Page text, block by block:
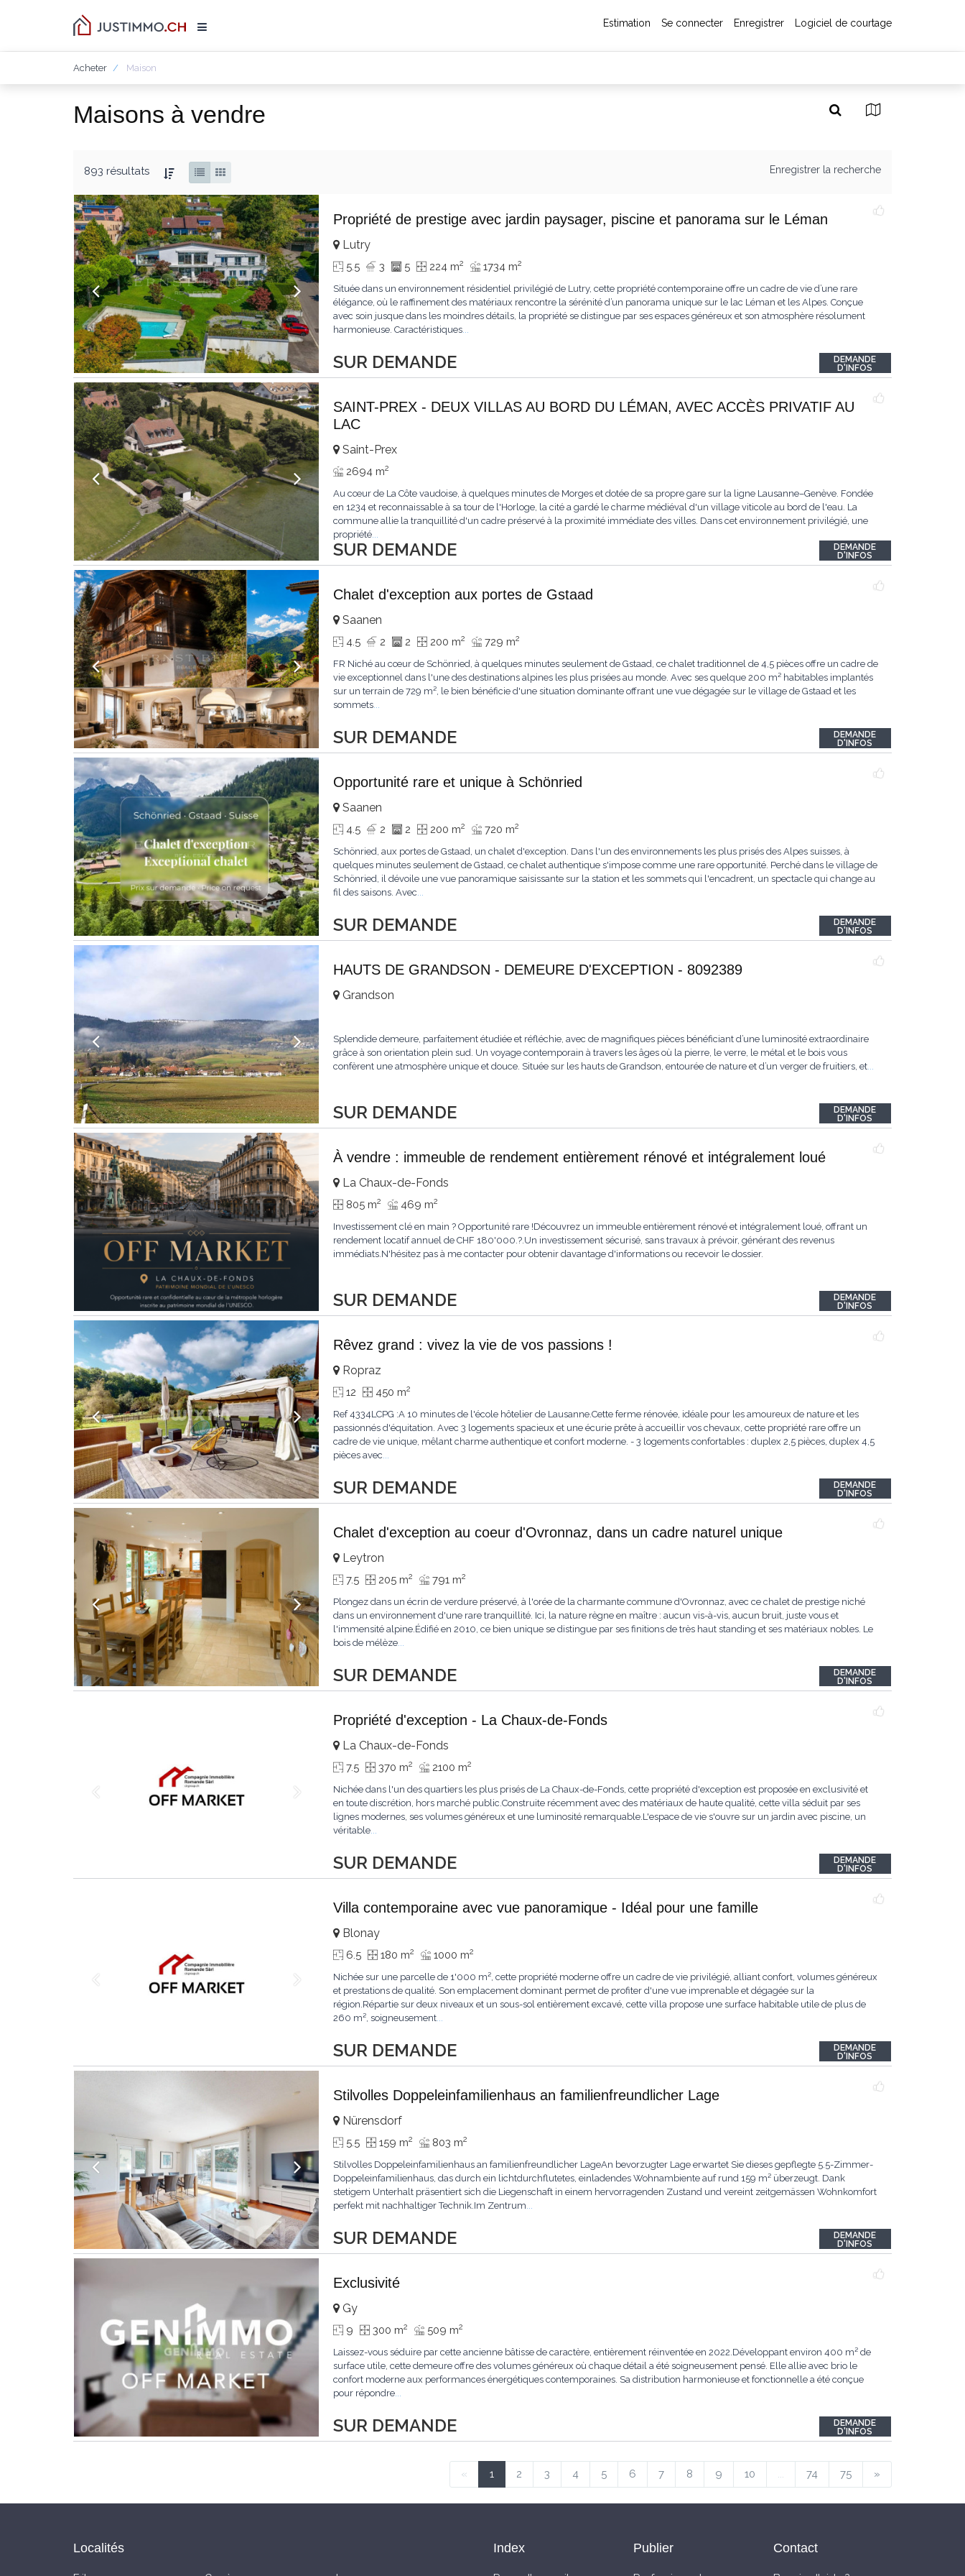
Estimation Se connecter Enregistrer Logiciel de courtage
Acheter Maison
Maisons à vendre
893 résultats Enregistrer la recherche
Propriété de prestige avec jardin paysager, piscine et panorama sur le Léman
SUR DEMANDE
Lutry
5.5 3 5 224 m2 1734 m2
Située dans un environnement résidentiel privilégié de Lutry, cette propriété contemporaine offre un cadre de vie d’une rare
élégance, où le raffinement des matériaux rencontre la sérénité d’un panorama unique sur le lac Léman et les Alpes. Conçue
avec soin jusque dans les moindres détails, la propriété se distingue par ses espaces généreux et son atmosphère résolument
harmonieuse. Caractéristiques...
DEMANDE
D'INFOS
SAINT-PREX - DEUX VILLAS AU BORD DU LÉMAN, AVEC ACCÈS PRIVATIF AU
LAC
SUR DEMANDE
Saint-Prex
2694 m2
Au cœur de La Côte vaudoise, à quelques minutes de Morges et dotée de sa propre gare sur la ligne Lausanne–Genève. Fondée
en 1234 et reconnaissable à sa tour de l'Horloge, la cité a gardé le charme médiéval d'un village viticole au bord de l'eau. La
commune allie la tranquillité d'un cadre préservé à la proximité immédiate des villes. Dans cet environnement privilégié, une
propriété...
DEMANDE
D'INFOS
Chalet d'exception aux portes de Gstaad
SUR DEMANDE
Saanen
4.5 2 2 200 m2 729 m2
FR Niché au cœur de Schönried, à quelques minutes seulement de Gstaad, ce chalet traditionnel de 4,5 pièces offre un cadre de
vie exceptionnel dans l'une des destinations alpines les plus prisées au monde. Avec ses quelque 200 m² habitables implantés
sur un terrain de 729 m², le bien bénéficie d'une situation dominante offrant une vue dégagée sur le village de Gstaad et les
sommets...
DEMANDE
D'INFOS
Opportunité rare et unique à Schönried
SUR DEMANDE
Saanen
4.5 2 2 200 m2 720 m2
Schönried, aux portes de Gstaad, un chalet d'exception. Dans l'un des environnements les plus prisés des Alpes suisses, à
quelques minutes seulement de Gstaad, ce chalet authentique s'impose comme une rare opportunité. Perché dans le village de
Schönried, il dévoile une vue panoramique saisissante sur la station et les sommets qui l'encadrent, un spectacle qui change au
fil des saisons. Avec...
DEMANDE
D'INFOS
HAUTS DE GRANDSON - DEMEURE D'EXCEPTION - 8092389
SUR DEMANDE
Grandson
Splendide demeure, parfaitement étudiée et réfléchie, avec de magnifiques pièces bénéficiant d’une luminosité extraordinaire
grâce à son orientation plein sud. Un voyage contemporain à travers les âges où la pierre, le verre, le métal et le bois vous
confèrent une atmosphère unique et douce. Située sur les hauts de Grandson, entourée de nature et d’un verger de fruitiers, et...
DEMANDE
D'INFOS
À vendre : immeuble de rendement entièrement rénové et intégralement loué
SUR DEMANDE
La Chaux-de-Fonds
805 m2 469 m2
Investissement clé en main ? Opportunité rare !Découvrez un immeuble entièrement rénové et intégralement loué, offrant un
rendement locatif annuel de CHF 180'000.?.Un investissement sécurisé, sans travaux à prévoir, générant des revenus
immédiats.N'hésitez pas à me contacter pour obtenir davantage d'informations ou recevoir le dossier.
DEMANDE
D'INFOS
Rêvez grand : vivez la vie de vos passions !
SUR DEMANDE
Ropraz
12 450 m2
Ref 4334LCPG :A 10 minutes de l'école hôtelier de Lausanne.Cette ferme rénovée, idéale pour les amoureux de nature et les
passionnés d'équitation. Avec 3 logements spacieux et une écurie prête à accueillir vos chevaux, cette propriété rare offre un
cadre de vie unique, mêlant charme authentique et confort moderne. - 3 logements confortables : duplex 2,5 pièces, duplex 4,5
pièces avec...
DEMANDE
D'INFOS
Chalet d'exception au coeur d'Ovronnaz, dans un cadre naturel unique
SUR DEMANDE
Leytron
7.5 205 m2 791 m2
Plongez dans un écrin de verdure préservé, à l'orée de la charmante commune d'Ovronnaz, avec ce chalet de prestige niché
dans un environnement d'une rare tranquillité. Ici, la nature règne en maître : aucun vis-à-vis, aucun bruit, juste vous et
l'immensité alpine.Édifié en 2010, ce bien unique se distingue par ses finitions de très haut standing et ses matériaux nobles. Le
bois de mélèze...
DEMANDE
D'INFOS
Propriété d'exception - La Chaux-de-Fonds
SUR DEMANDE
La Chaux-de-Fonds
7.5 370 m2 2100 m2
Nichée dans l'un des quartiers les plus prisés de La Chaux-de-Fonds, cette propriété d'exception est proposée en exclusivité et
en toute discrétion, hors marché public.Construite récemment avec des matériaux de haute qualité, cette villa séduit par ses
lignes modernes, ses volumes généreux et une luminosité remarquable.L'espace de vie s'ouvre sur un jardin avec piscine, un
véritable...
DEMANDE
D'INFOS
Villa contemporaine avec vue panoramique - Idéal pour une famille
SUR DEMANDE
Blonay
6.5 180 m2 1000 m2
Nichée sur une parcelle de 1'000 m², cette propriété moderne offre un cadre de vie privilégié, alliant confort, volumes généreux
et prestations de qualité. Son emplacement dominant permet de profiter d'une vue imprenable et dégagée sur la
région.Répartie sur deux niveaux et un sous-sol entièrement excavé, cette villa propose une surface habitable utile de plus de
260 m², soigneusement...
DEMANDE
D'INFOS
Stilvolles Doppeleinfamilienhaus an familienfreundlicher Lage
SUR DEMANDE
Nürensdorf
5.5 159 m2 803 m2
Stilvolles Doppeleinfamilienhaus an familienfreundlicher LageAn bevorzugter Lage erwartet Sie dieses gepflegte 5.5-Zimmer-
Doppeleinfamilienhaus, das durch ein lichtdurchflutetes, einladendes Wohnambiente auf rund 159 m² überzeugt. Dank
stetigem Unterhalt präsentiert sich die Liegenschaft in einem hervorragenden Zustand und vereint zeitgemässen Wohnkomfort
perfekt mit nachhaltiger Technik.Im Zentrum...
DEMANDE
D'INFOS
Exclusivité
SUR DEMANDE
Gy
9 300 m2 509 m2
Laissez-vous séduire par cette ancienne bâtisse de caractère, entièrement réinventée en 2022.Développant environ 400 m² de
surface utile, cette demeure offre des volumes généreux où chaque détail a été soigneusement pensé. Elle allie avec brio le
confort moderne aux performances énergétiques contemporaines. Sa distribution harmonieuse et fonctionnelle a été conçue
pour répondre...
DEMANDE
D'INFOS
« 1 2 3 4 5 6 7 8 9 10 ... 74 75 »
Localités Index Publier Contact